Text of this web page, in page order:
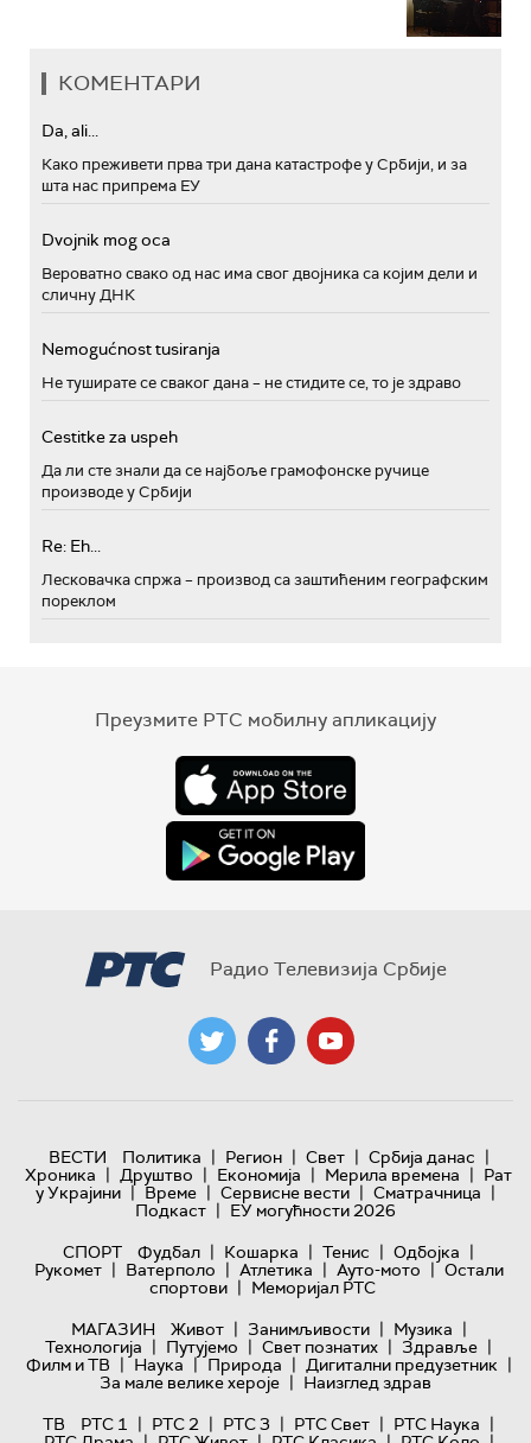
КОМЕНТАРИ
Da, ali...
Како преживети прва три дана катастрофе у Србији, и за
шта нас припрема ЕУ
Dvojnik mog oca
Вероватно свако од нас има свог двојника са којим дели и
сличну ДНК
Nemogućnost tusiranja
Не туширате се сваког дана – не стидите се, то је здраво
Cestitke za uspeh
Да ли сте знали да се најбоље грамофонске ручице
производе у Србији
Re: Eh...
Лесковачка спржа – производ са заштићеним географским
пореклом
Преузмите РТС мобилну апликацију
Радио Телевизија Србије
ВЕСТИ Политика | Регион | Свет | Србија данас |
Хроника | Друштво | Економија | Мерила времена | Рат
у Украјини | Време | Сервисне вести | Сматрачница |
Подкаст | ЕУ могућности 2026
СПОРТ
Фудбал | Кошарка | Тенис | Одбојка |
Рукомет | Ватерполо | Атлетика | Ауто-мото | Остали
спортови | Меморијал РТС
МАГАЗИН
Живот | Занимљивости | Музика |
Технологијa | Путујемо | Свет познатих | Здравље |
Филм и ТВ | Наука | Природа | Дигитални предузетник |
За мале велике хероје | Наизглед здрав
ТВ
РТС 1 | РТС 2 | РТС 3 | РТС Свет | РТС Наука |